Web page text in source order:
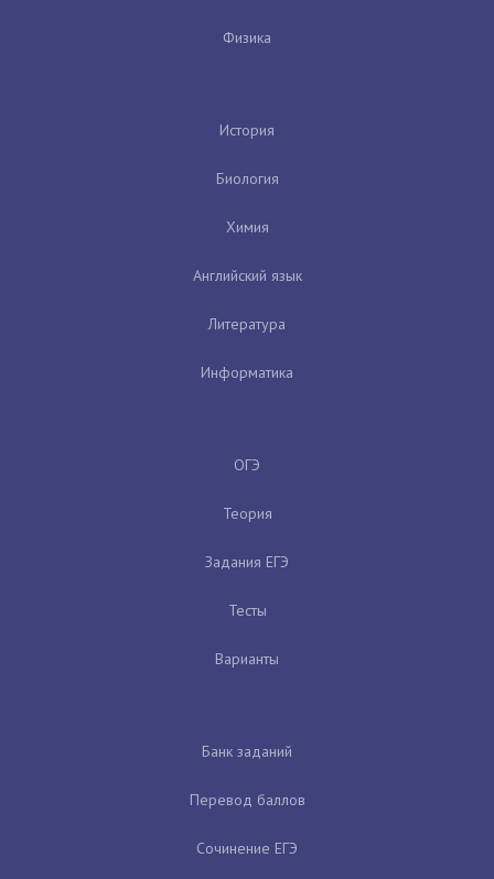
Физика
История
Биология
Химия
Английский язык
Литература
Информатика
ОГЭ
Теория
Задания ЕГЭ
Тесты
Варианты
Банк заданий
Перевод баллов
Сочинение ЕГЭ